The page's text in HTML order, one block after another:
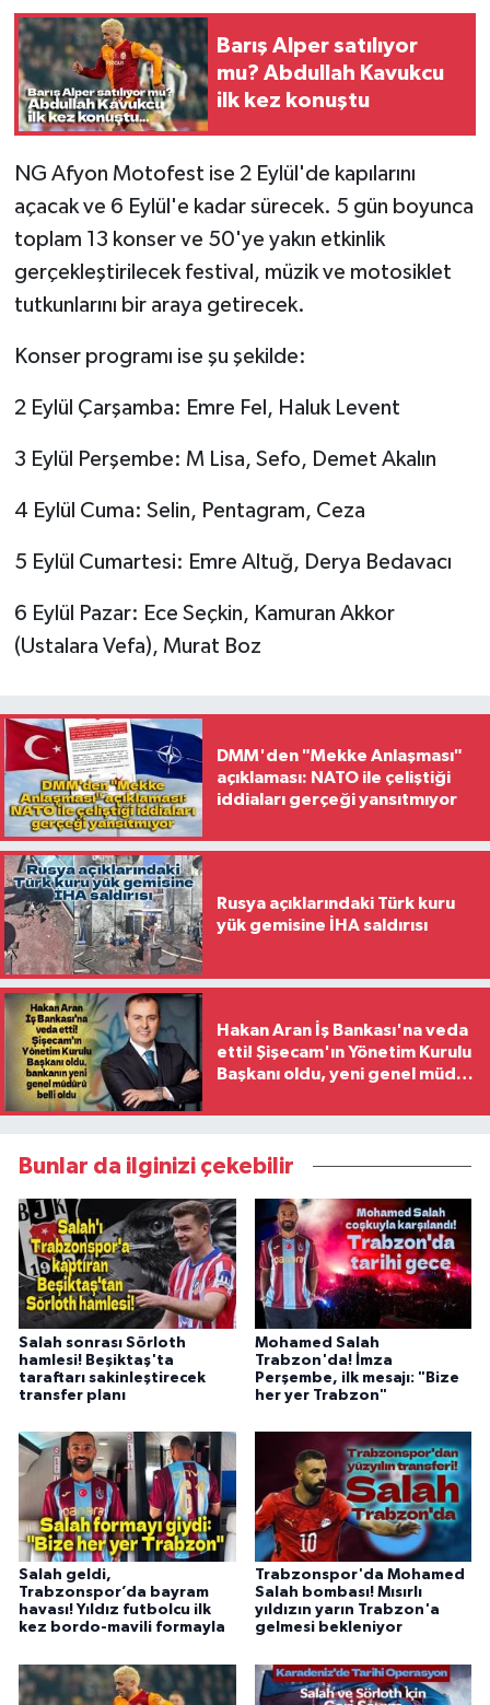
Barış Alper satılıyor
mu? Abdullah Kavukcu
ilk kez konuştu
NG Afyon Motofest ise 2 Eylül'de kapılarını
açacak ve 6 Eylül'e kadar sürecek. 5 gün boyunca
toplam 13 konser ve 50'ye yakın etkinlik
gerçekleştirilecek festival, müzik ve motosiklet
tutkunlarını bir araya getirecek.
Konser programı ise şu şekilde:
2 Eylül Çarşamba: Emre Fel, Haluk Levent
3 Eylül Perşembe: M Lisa, Sefo, Demet Akalın
4 Eylül Cuma: Selin, Pentagram, Ceza
5 Eylül Cumartesi: Emre Altuğ, Derya Bedavacı
6 Eylül Pazar: Ece Seçkin, Kamuran Akkor
(Ustalara Vefa), Murat Boz
DMM'den "Mekke Anlaşması"
açıklaması: NATO ile çeliştiği
iddiaları gerçeği yansıtmıyor
Rusya açıklarındaki Türk kuru
yük gemisine İHA saldırısı
Hakan Aran İş Bankası'na veda
etti! Şişecam'ın Yönetim Kurulu
Başkanı oldu, yeni genel müdür
Bunlar da ilginizi çekebilir
Salah sonrası Sörloth
hamlesi! Beşiktaş'ta
taraftarı sakinleştirecek
transfer planı
Mohamed Salah
Trabzon'da! İmza
Perşembe, ilk mesajı: "Bize
her yer Trabzon"
Salah geldi,
Trabzonspor’da bayram
havası! Yıldız futbolcu ilk
kez bordo-mavili formayla
Trabzonspor'da Mohamed
Salah bombası! Mısırlı
yıldızın yarın Trabzon'a
gelmesi bekleniyor